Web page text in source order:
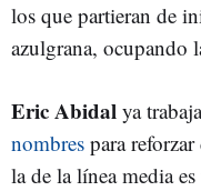
los que partieran de
azulgrana, ocupando
Eric Abidal ya
nombres para
la de la línea media